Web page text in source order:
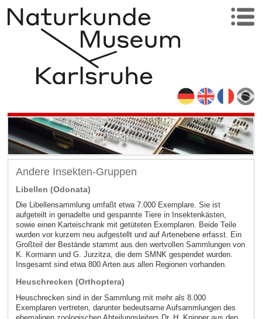
Andere Insekten-Gruppen
Libellen (Odonata)
Die Libellensammlung umfaßt etwa 7.000 Exemplare. Sie ist
aufgeteilt in genadelte und gespannte Tiere in Insektenkästen,
sowie einen Karteischrank mit getüteten Exemplaren. Beide Teile
wurden vor kurzem neu aufgestellt und auf Artenebene erfasst. Ein
Großteil der Bestände stammt aus den wertvollen Sammlungen von
K. Kormann und G. Jurzitza, die dem SMNK gespendet wurden.
Insgesamt sind etwa 800 Arten aus allen Regionen vorhanden.
Heuschrecken (Orthoptera)
Heuschrecken sind in der Sammlung mit mehr als 8.000
Exemplaren vertreten, darunter bedeutsame Aufsammlungen des